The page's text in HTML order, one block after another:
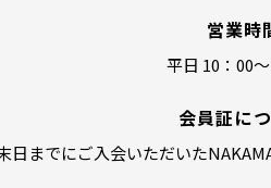
営業時
平日 10：00
会員証に
日までにご入会いただいた